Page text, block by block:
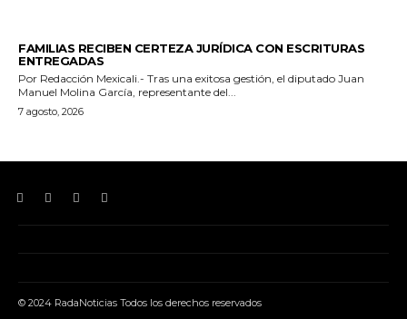
FAMILIAS RECIBEN CERTEZA JURÍDICA CON ESCRITURAS
ENTREGADAS
Por Redacción Mexicali.- Tras una exitosa gestión, el diputado Juan
Manuel Molina García, representante del...
7 agosto, 2026
© 2024 RadaNoticias Todos los derechos reservados